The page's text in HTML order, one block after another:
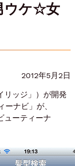
ウケ☆女
2012年5月2日
リッジ」）が開発
ナビ」が、
ューティーナ